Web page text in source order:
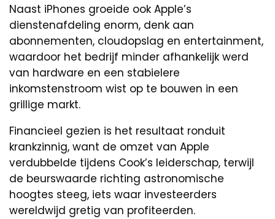
Naast iPhones groeide ook Apple’s
dienstenafdeling enorm, denk aan
abonnementen, cloudopslag en entertainment,
waardoor het bedrijf minder afhankelijk werd
van hardware en een stabielere
inkomstenstroom wist op te bouwen in een
grillige markt.
Financieel gezien is het resultaat ronduit
krankzinnig, want de omzet van Apple
verdubbelde tijdens Cook’s leiderschap, terwijl
de beurswaarde richting astronomische
hoogtes steeg, iets waar investeerders
wereldwijd gretig van profiteerden.